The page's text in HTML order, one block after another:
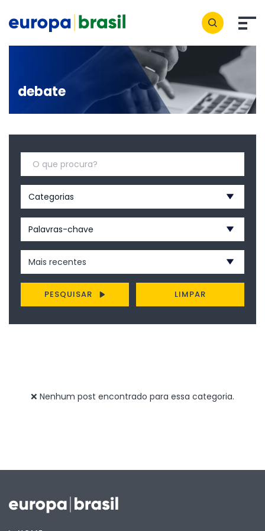
debate
Categorias
Palavras-chave
Mais recentes
PESQUISAR LIMPAR
❌ Nenhum post encontrado para essa categoria.